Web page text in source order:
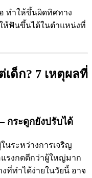
ทำให้ขึ้นผิดทิศทาง
ให้ฟันขึ้นได้ในตำแหน่งที่
ด็ก? 7 เหตุผลที่
กระดูกยังปรับได้
นระหว่างการเจริญ
รงกดดีกว่าผู้ใหญ่มาก
ที่ทำได้ง่ายในวัยนี้ อาจ